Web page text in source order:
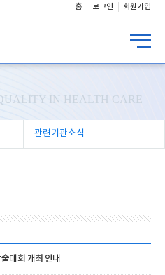
홈 로그인 회원가입
IN HEALTH CARE
관련기관소식
대회 개최 안내